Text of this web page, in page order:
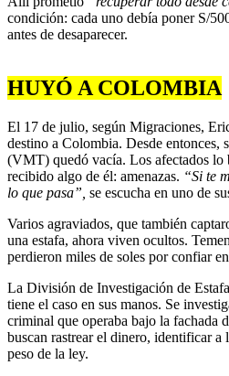
condición: cada uno debía poner S/
antes de desaparecer.
HUYÓ A COLOMBIA
El 17 de julio, según Migraciones,
destino a Colombia. Desde entonces,
(VMT) quedó vacía. Los afectados lo
recibido algo de él: amenazas. “Si te
lo que pasa”, se escucha en uno de
Varios agraviados, que también
una estafa, ahora viven ocultos.
perdieron miles de soles por confiar
La División de Investigación de
tiene el caso en sus manos. Se
criminal que operaba bajo la fachada
buscan rastrear el dinero, identificar
peso de la ley.